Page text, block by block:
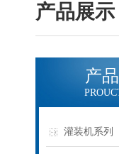
产品展示
产
灌装机系列